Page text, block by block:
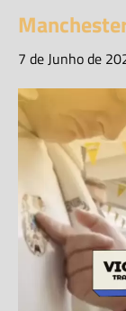
7 de Junho de